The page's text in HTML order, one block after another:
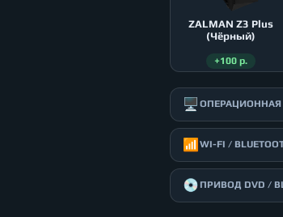
ZALMAN Z3 Plus
(Чёрный)
+100 р.
🖥️ ОПЕРАЦИОННАЯ
📶 WI-FI /
💿 ПРИВОД DVD /